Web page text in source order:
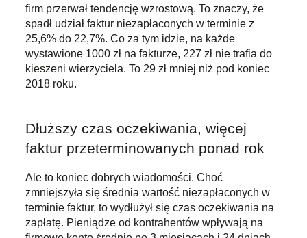
firm przerwał tendencję wzrostową. To znaczy, że
spadł udział faktur niezapłaconych w terminie z
25,6% do 22,7%. Co za tym idzie, na każde
wystawione 1000 zł na fakturze, 227 zł nie trafia do
kieszeni wierzyciela. To 29 zł mniej niż pod koniec
2018 roku.
Dłuższy czas oczekiwania, więcej
faktur przeterminowanych ponad rok
Ale to koniec dobrych wiadomości. Choć
zmniejszyła się średnia wartość niezapłaconych w
terminie faktur, to wydłużył się czas oczekiwania na
zapłatę. Pieniądze od kontrahentów wpływają na